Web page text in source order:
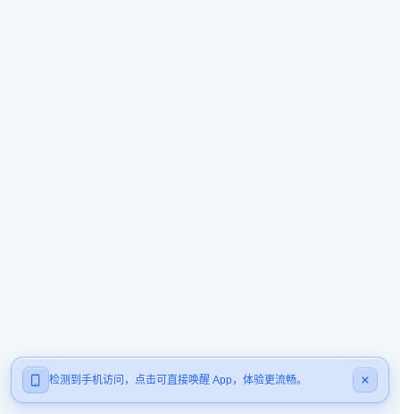
检测到手机访问，点击可直接唤醒 App，体验更流畅。